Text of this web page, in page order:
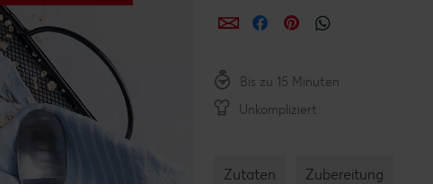
per E-Mail teilen
per Facebook teilen
per Pinterest teilen
Bis zu 15 Minuten
Unkompliziert
Zutaten Zubereitung